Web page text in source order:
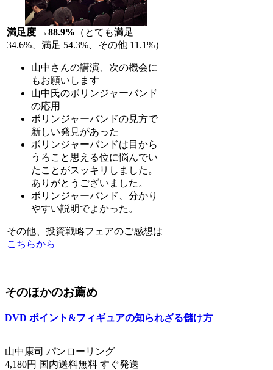
満足度 →88.9% （とても満足
34.6%、満足 54.3%、その他 11.1%）
山中さんの講演、次の機会に
もお願いします
山中氏のボリンジャーバンド
の応用
ボリンジャーバンドの見方で
新しい発見があった
ボリンジャーバンドは目から
うろこと思える位に悩んでい
たことがスッキリしました。
ありがとうございました。
ボリンジャーバンド、分かり
やすい説明でよかった。
その他、投資戦略フェアのご感想は
こちらから
そのほかのお薦め
DVD ポイント&フィギュアの知られざる儲け方
山中康司 パンローリング
4,180円 国内送料無料 すぐ発送